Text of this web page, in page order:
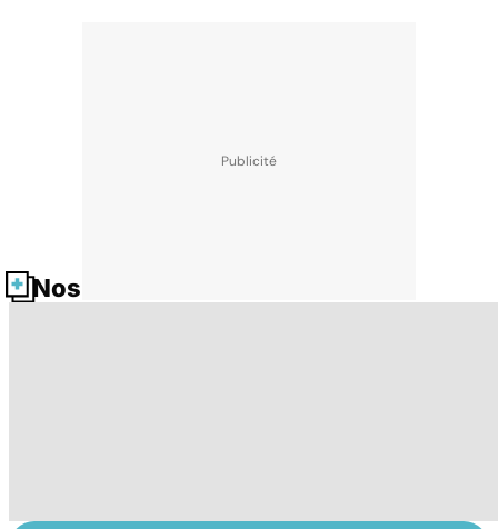
Nos fiches santé